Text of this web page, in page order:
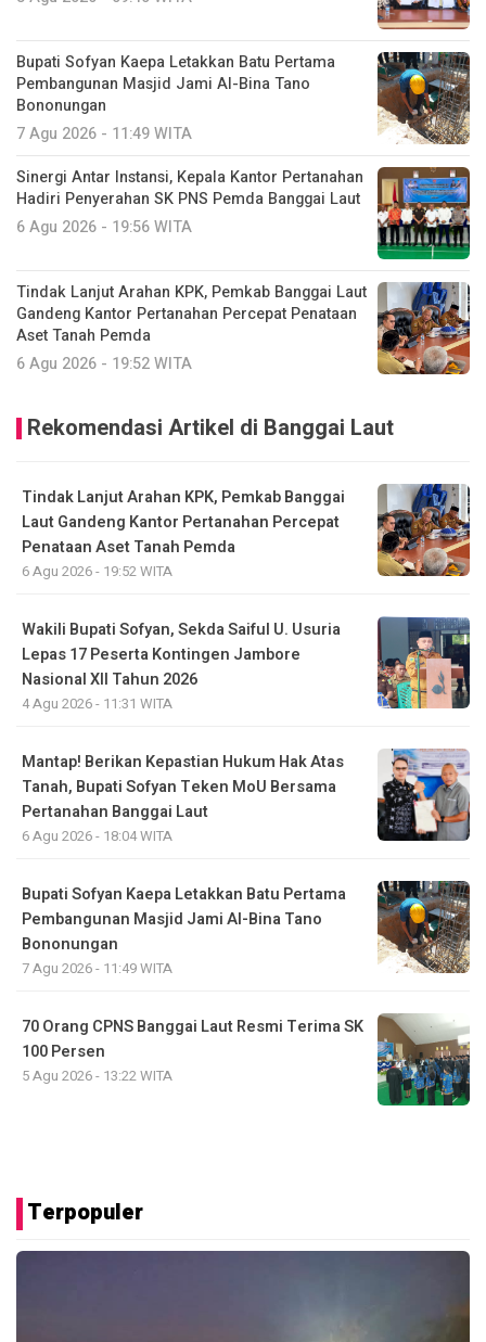
Bupati Sofyan Kaepa Letakkan Batu Pertama
Pembangunan Masjid Jami Al-Bina Tano
Bononungan
7 Agu 2026 - 11:49 WITA
Sinergi Antar Instansi, Kepala Kantor Pertanahan
Hadiri Penyerahan SK PNS Pemda Banggai Laut
6 Agu 2026 - 19:56 WITA
Tindak Lanjut Arahan KPK, Pemkab Banggai Laut
Gandeng Kantor Pertanahan Percepat Penataan
Aset Tanah Pemda
6 Agu 2026 - 19:52 WITA
Rekomendasi Artikel di Banggai Laut
Tindak Lanjut Arahan KPK, Pemkab Banggai
Laut Gandeng Kantor Pertanahan Percepat
Penataan Aset Tanah Pemda
6 Agu 2026 - 19:52 WITA
Wakili Bupati Sofyan, Sekda Saiful U. Usuria
Lepas 17 Peserta Kontingen Jambore
Nasional XII Tahun 2026
4 Agu 2026 - 11:31 WITA
Mantap! Berikan Kepastian Hukum Hak Atas
Tanah, Bupati Sofyan Teken MoU Bersama
Pertanahan Banggai Laut
6 Agu 2026 - 18:04 WITA
Bupati Sofyan Kaepa Letakkan Batu Pertama
Pembangunan Masjid Jami Al-Bina Tano
Bononungan
7 Agu 2026 - 11:49 WITA
70 Orang CPNS Banggai Laut Resmi Terima SK
100 Persen
5 Agu 2026 - 13:22 WITA
Terpopuler